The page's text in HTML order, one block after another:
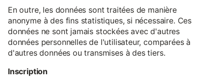
En outre, les données sont traitées de manière
anonyme à des fins statistiques, si nécessaire. Ces
données ne sont jamais stockées avec d'autres
données personnelles de l'utilisateur, comparées à
d'autres données ou transmises à des tiers.
Inscription